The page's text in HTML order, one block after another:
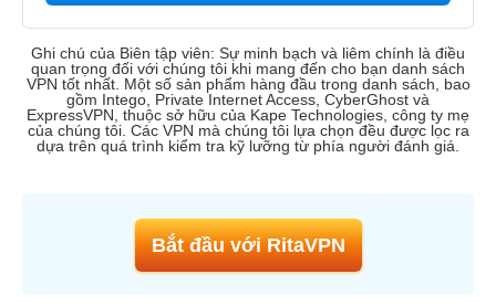
Ghi chú của Biên tập viên: Sự minh bạch và liêm chính là điều
quan trọng đối với chúng tôi khi mang đến cho bạn danh sách
VPN tốt nhất. Một số sản phẩm hàng đầu trong danh sách, bao
gồm Intego, Private Internet Access, CyberGhost và
ExpressVPN, thuộc sở hữu của Kape Technologies, công ty mẹ
của chúng tôi. Các VPN mà chúng tôi lựa chọn đều được lọc ra
dựa trên quá trình kiểm tra kỹ lưỡng từ phía người đánh giá.
Bắt đầu với RitaVPN